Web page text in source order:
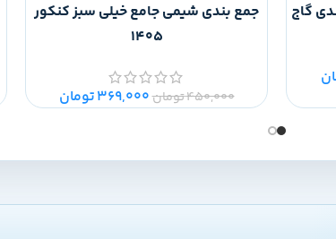
گاج
جمع بندی شیمی جامع خیلی سبز کنکور
1405
450,000تومان369,000تومان